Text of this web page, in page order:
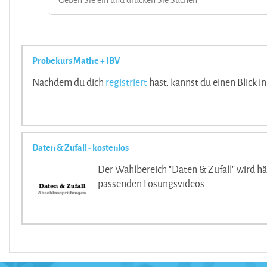
Probekurs Mathe + IBV
Nachdem du dich registrierthast, kannst du einen Blick
Klicke nach der Registrierung auf den Button "
Daten & Zufall - kostenlos
Der Wahlbereich "Daten & Zufall" wird
passenden Lösungsvideos.